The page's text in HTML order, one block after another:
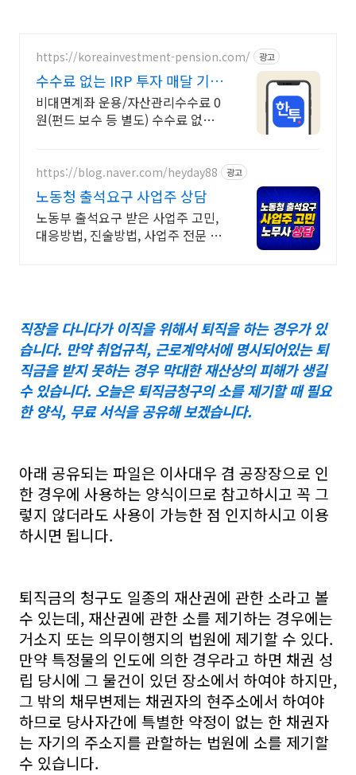
https://koreainvestment-pension.com/ 광고
수수료 없는 IRP 투자 매달 기대
되는 연금 생활
비대면계좌 운용/자산관리수수료 0
원(펀드 보수 등 별도) 수수료 없이
https://blog.naver.com/heyday88 광고
노동청 출석요구 사업주 상담
노동부 출석요구 받은 사업주 고민,
대응방법, 진술방법, 사업주 전문 노
직장을 다니다가 이직을 위해서 퇴직을 하는 경우가 있
습니다. 만약 취업규칙, 근로계약서에 명시되어있는 퇴
직금을 받지 못하는 경우 막대한 재산상의 피해가 생길
수 있습니다. 오늘은 퇴직금청구의 소를 제기할 때 필요
한 양식, 무료 서식을 공유해 보겠습니다.
아래 공유되는 파일은 이사대우 겸 공장장으로 인
한 경우에 사용하는 양식이므로 참고하시고 꼭 그
렇지 않더라도 사용이 가능한 점 인지하시고 이용
하시면 됩니다.
퇴직금의 청구도 일종의 재산권에 관한 소라고 볼
수 있는데, 재산권에 관한 소를 제기하는 경우에는
거소지 또는 의무이행지의 법원에 제기할 수 있다.
만약 특정물의 인도에 의한 경우라고 하면 채권 성
립 당시에 그 물건이 있던 장소에서 하여야 하지만,
그 밖의 채무변제는 채권자의 현주소에서 하여야
하므로 당사자간에 특별한 약정이 없는 한 채권자
는 자기의 주소지를 관할하는 법원에 소를 제기할
수 있습니다.